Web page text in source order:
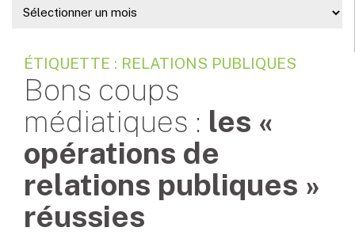
ÉTIQUETTE : RELATIONS PUBLIQUES
Bons coups
médiatiques : les «
opérations de
relations publiques »
réussies